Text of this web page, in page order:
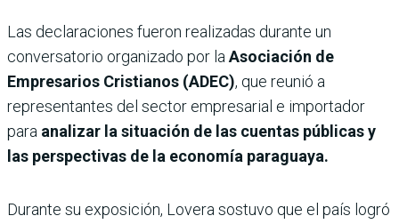
Las declaraciones fueron realizadas durante un
conversatorio organizado por laAsociación de
Empresarios Cristianos (ADEC), que reunió a
representantes del sector empresarial e importador
para analizar la situación de las cuentas públicas y
las perspectivas de la economía paraguaya.
Durante su exposición, Lovera sostuvo que el país logró